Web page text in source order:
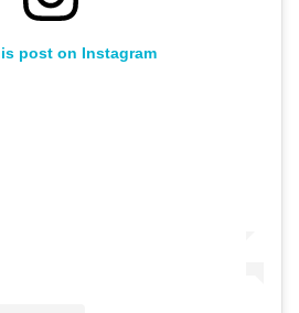
post on Instagram